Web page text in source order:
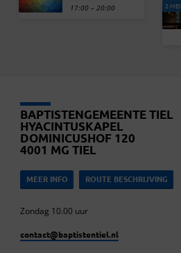
17:00 – 20:00 2 MEI
BAPTISTENGEMEENTE TIEL
HYACINTUSKAPEL
DOMINICUSHOF 120
4001 MG TIEL
MEER INFO ROUTE BESCHRIJVING
Zondag 10.00 uur
contact​@baptistentiel.nl